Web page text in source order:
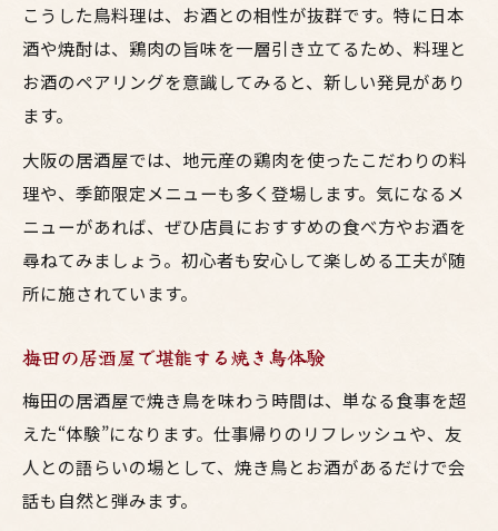
こうした鳥料理は、お酒との相性が抜群です。特に日本
酒や焼酎は、鶏肉の旨味を一層引き立てるため、料理と
お酒のペアリングを意識してみると、新しい発見があり
ます。
大阪の居酒屋では、地元産の鶏肉を使ったこだわりの料
理や、季節限定メニューも多く登場します。気になるメ
ニューがあれば、ぜひ店員におすすめの食べ方やお酒を
尋ねてみましょう。初心者も安心して楽しめる工夫が随
所に施されています。
梅田の居酒屋で堪能する焼き鳥体験
梅田の居酒屋で焼き鳥を味わう時間は、単なる食事を超
えた“体験”になります。仕事帰りのリフレッシュや、友
人との語らいの場として、焼き鳥とお酒があるだけで会
話も自然と弾みます。